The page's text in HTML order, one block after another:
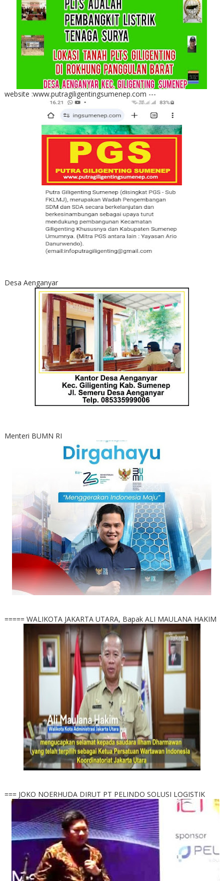
website :www.putragiligentingsumenep.com ---
Desa Aenganyar
Menteri BUMN RI
===== WALIKOTA JAKARTA UTARA, Bapak ALI MAULANA HAKIM
=== JOKO NOERHUDA DIRUT PT PELINDO SOLUSI LOGISTIK